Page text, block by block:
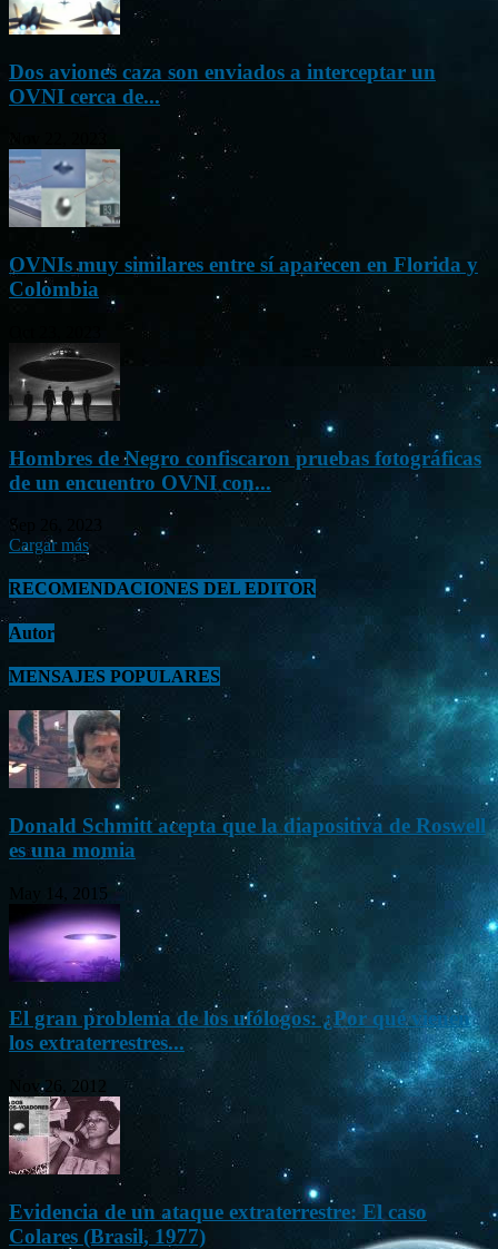
Dos aviones caza son enviados a interceptar un
OVNI cerca de...
OVNIs muy similares entre sí aparecen en Florida y
Colombia
Hombres de Negro confiscaron pruebas fotográficas
de un encuentro OVNI con...
Sep 26, 2023
Cargar más
RECOMENDACIONES DEL EDITOR
Autor
MENSAJES POPULARES
Donald Schmitt acepta que la diapositiva de Roswell
es una momia
May 14, 2015
El gran problema de los ufólogos: ¿Por qué vienen
los extraterrestres...
Nov 26, 2012
Evidencia de un ataque extraterrestre: El caso
Colares (Brasil, 1977)